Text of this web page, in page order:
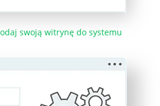
swoją witrynę do systemu